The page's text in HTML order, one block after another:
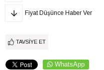
Fiyat Düşünce Haber Ver
TAVSIYE ET
WhatsApp